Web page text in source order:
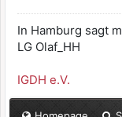
In Hamburg sagt
LG Olaf_HH
IGDH e.V.